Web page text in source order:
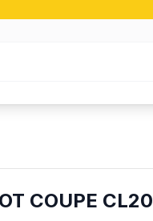
COUPE CL20